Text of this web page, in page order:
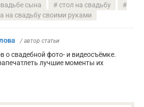
сына
стол на свадьбу
на свадьбу своими руками
/ автор статьи
о свадебной фото- и видеосъёмке.
лучшие моменты их